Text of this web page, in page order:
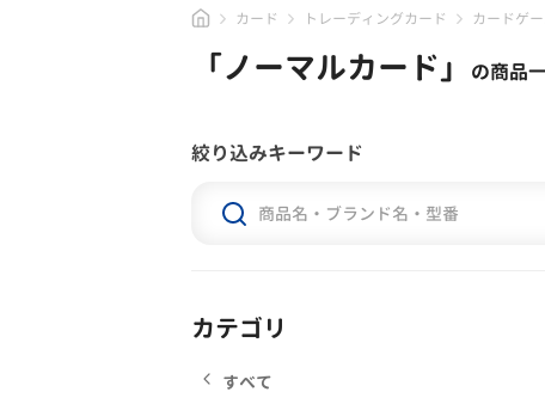
カード トレーディングカード カードゲ
「ノーマルカード」 の商品
絞り込みキーワード
カテゴリ
すべて